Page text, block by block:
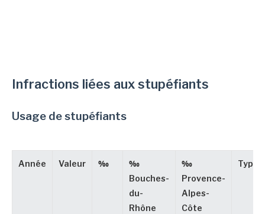
Infractions liées aux stupéfiants
Usage de stupéfiants
Année Valeur ‰
‰
Bouches-
du-
Rhône
‰
Provence-
Alpes-
Côte
Type